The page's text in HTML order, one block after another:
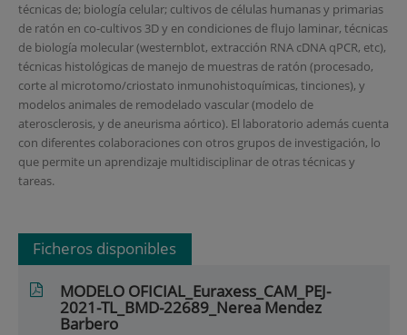
técnicas de; biología celular; cultivos de células humanas y primarias
de ratón en co-cultivos 3D y en condiciones de flujo laminar, técnicas
de biología molecular (westernblot, extracción RNA cDNA qPCR, etc),
técnicas histológicas de manejo de muestras de ratón (procesado,
corte al microtomo/criostato inmunohistoquímicas, tinciones), y
modelos animales de remodelado vascular (modelo de
aterosclerosis, y de aneurisma aórtico). El laboratorio además cuenta
con diferentes colaboraciones con otros grupos de investigación, lo
que permite un aprendizaje multidisciplinar de otras técnicas y
tareas.
Ficheros disponibles
MODELO OFICIAL_Euraxess_CAM_PEJ-
2021-TL_BMD-22689_Nerea Mendez
Barbero